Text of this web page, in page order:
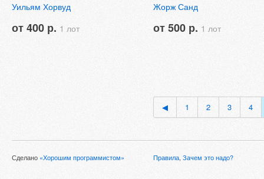
Уильям Хорвуд
от 400 р. 1 лот
Жорж Санд
от 500 р. 1 лот
◀ 1 2 3 4
Сделано «Хорошим программистом» Правила, Зачем это надо?